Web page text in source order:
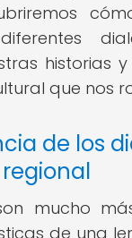
historias
que nos
de los
mucho
de una